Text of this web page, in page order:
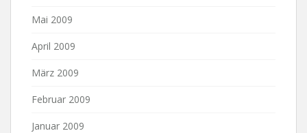
Mai 2009
April 2009
März 2009
Februar 2009
Januar 2009